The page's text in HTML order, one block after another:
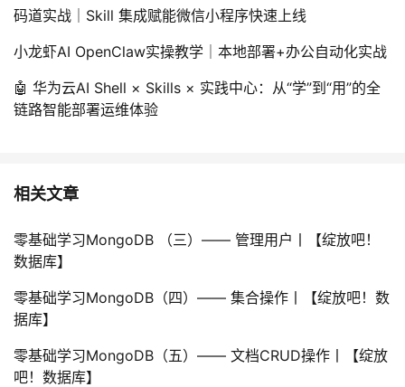
码道实战｜Skill 集成赋能微信小程序快速上线
小龙虾AI OpenClaw实操教学｜本地部署+办公自动化实战
🤖 华为云AI Shell × Skills × 实践中心：从“学”到“用”的全
链路智能部署运维体验
相关文章
零基础学习MongoDB （三）—— 管理用户丨【绽放吧！
数据库】
零基础学习MongoDB（四）—— 集合操作丨【绽放吧！数
据库】
零基础学习MongoDB（五）—— 文档CRUD操作丨【绽放
吧！数据库】